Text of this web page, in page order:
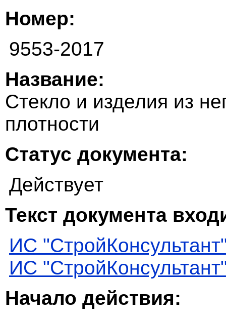
Номер:
9553-2017
Название:
Стекло и изделия из
плотности
Статус документа:
Действует
Текст документа
ИС
ИС
Начало действия: